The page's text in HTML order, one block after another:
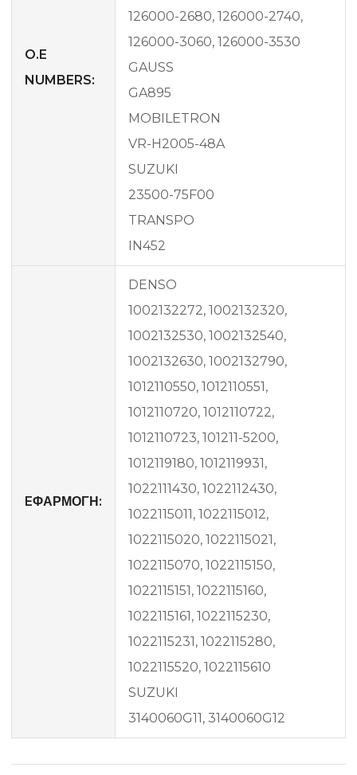
O.E
NUMBERS:
126000-2680, 126000-2740,
126000-3060, 126000-3530
GAUSS
GA895
MOBILETRON
VR-H2005-48A
SUZUKI
23500-75F00
TRANSPO
IN452
EΦΑΡΜΟΓΗ:
DENSO
1002132272, 1002132320,
1002132530, 1002132540,
1002132630, 1002132790,
1012110550, 1012110551,
1012110720, 1012110722,
1012110723, 101211-5200,
1012119180, 1012119931,
1022111430, 1022112430,
1022115011, 1022115012,
1022115020, 1022115021,
1022115070, 1022115150,
1022115151, 1022115160,
1022115161, 1022115230,
1022115231, 1022115280,
1022115520, 1022115610
SUZUKI
3140060G11, 3140060G12